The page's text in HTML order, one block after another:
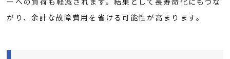
がり、余計な故障費用を省ける可能性が高まります。